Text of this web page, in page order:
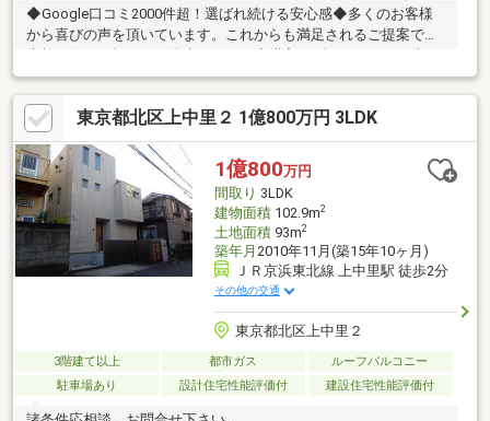
◆Google口コミ2000件超！選ばれ続ける安心感◆多くのお客様
から喜びの声を頂いています。これからも満足されるご提案で、
素敵な住まい探しをお約束します。◆購入はゴールではなく幸せ
な未来へのスタート◆住み始めてからの不安や悩みも、TOHO
HOUSE CLUBが将来サポート。お客様一人ひとりの安心を守るた
め、いつもずっと人生に寄り添い、豊かな未来を支え続けます。
◆ローン相談大歓迎！頭金0円からの購入も可能◆将来のライフ
イベントを見据え、無理のない資金計画をプロがアドバイス。お
問合せは【資料請求】又は【フリーダイヤル】へお気軽にお問い
合わせください。
東京都北区上中里２ 1億800万円 3LDK
1億800万円
間取り 3LDK
建物面積102.9m2
土地面積93m2
築年月 2010年11月(築15年10ヶ月)
ＪＲ京浜東北線 上中里駅 徒歩2分
その他の交通
東京都北区上中里２
3階建て以上 都市ガス
ルーフバルコニー
駐車場あり
設計住宅性能評価付 建設住宅性能評価付